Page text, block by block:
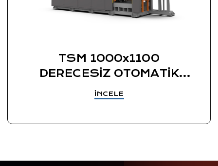
TSM 1000x1100
DERECESİZ OTOMATİK
YAŞ KUM KALIPLAMA
MAKİNESİ
İNCELE